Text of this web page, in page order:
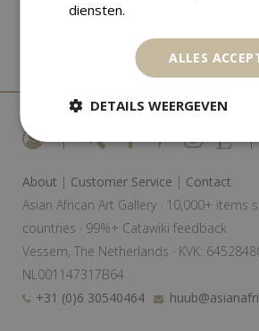
| |
About | Customer Service | Contact
Asian African Art Gallery · 10,000+ items
countries · 99%+ Catawiki feedback
Vessem, The Netherlands · KVK:
NL001147317B64
+31 (0)6 30540464
diensten.
ALLES
DETAILS WEERGEVEN